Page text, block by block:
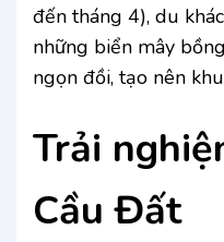
đến tháng 4), du
những biển mây
ngọn đồi, tạo nên
Trải
Cầu Đất